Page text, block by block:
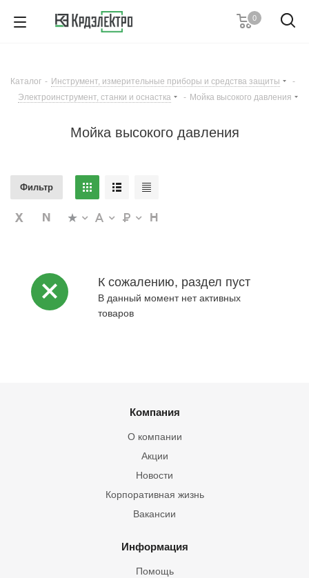
0
Заказать звонок
Каталог - Инструмент, измерительные приборы и средства защиты
-
Электроинструмент, станки и оснастка
- Мойка высокого давления
Мойка высокого давления
Фильтр
К сожалению, раздел пуст
В данный момент нет активных
товаров
Компания
О компании
Акции
Новости
Корпоративная жизнь
Вакансии
Информация
Помощь